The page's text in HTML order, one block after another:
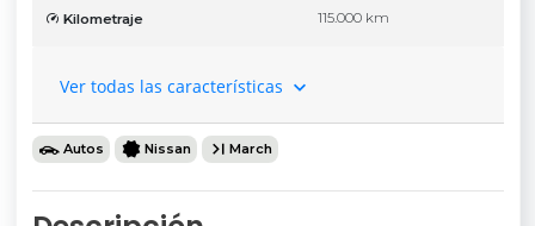
Kilometraje 115.000 km
Ver todas las características
Autos Nissan March